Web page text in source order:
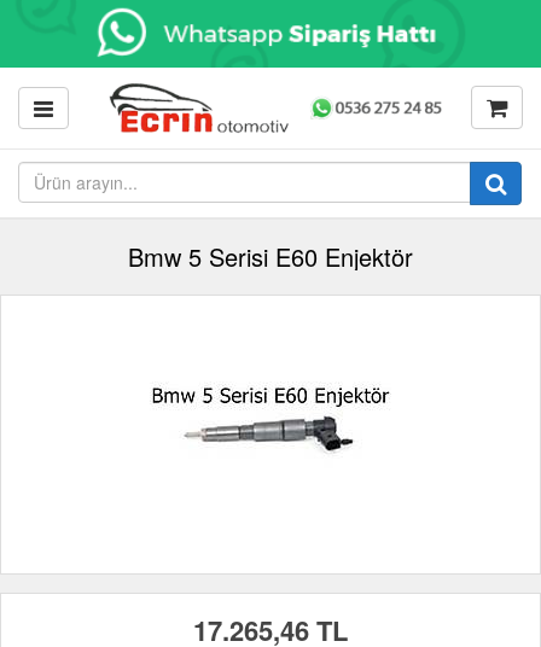
Bmw 5 Serisi E60 Enjektör
17.265,46 TL